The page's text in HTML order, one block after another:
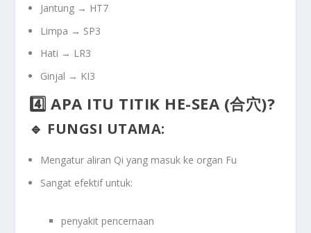
Jantung → HT7
Limpa → SP3
Hati → LR3
Ginjal → KI3
4️⃣ APA ITU TITIK HE-SEA (合穴)?
🔹 FUNGSI UTAMA:
Mengatur aliran Qi yang masuk ke organ Fu
Sangat efektif untuk:
penyakit pencernaan